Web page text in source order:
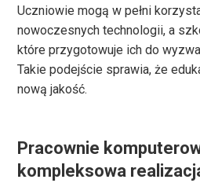
Uczniowie mogą w pełni
nowoczesnych technologii, a
które przygotowuje ich do
Takie podejście sprawia, że
nową jakość.
Pracownie
kompleksowa